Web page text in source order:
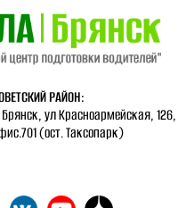
Включить
РАЙОН:
Брянск, ул Красноармейская, 126,
(ост. Таксопарк)